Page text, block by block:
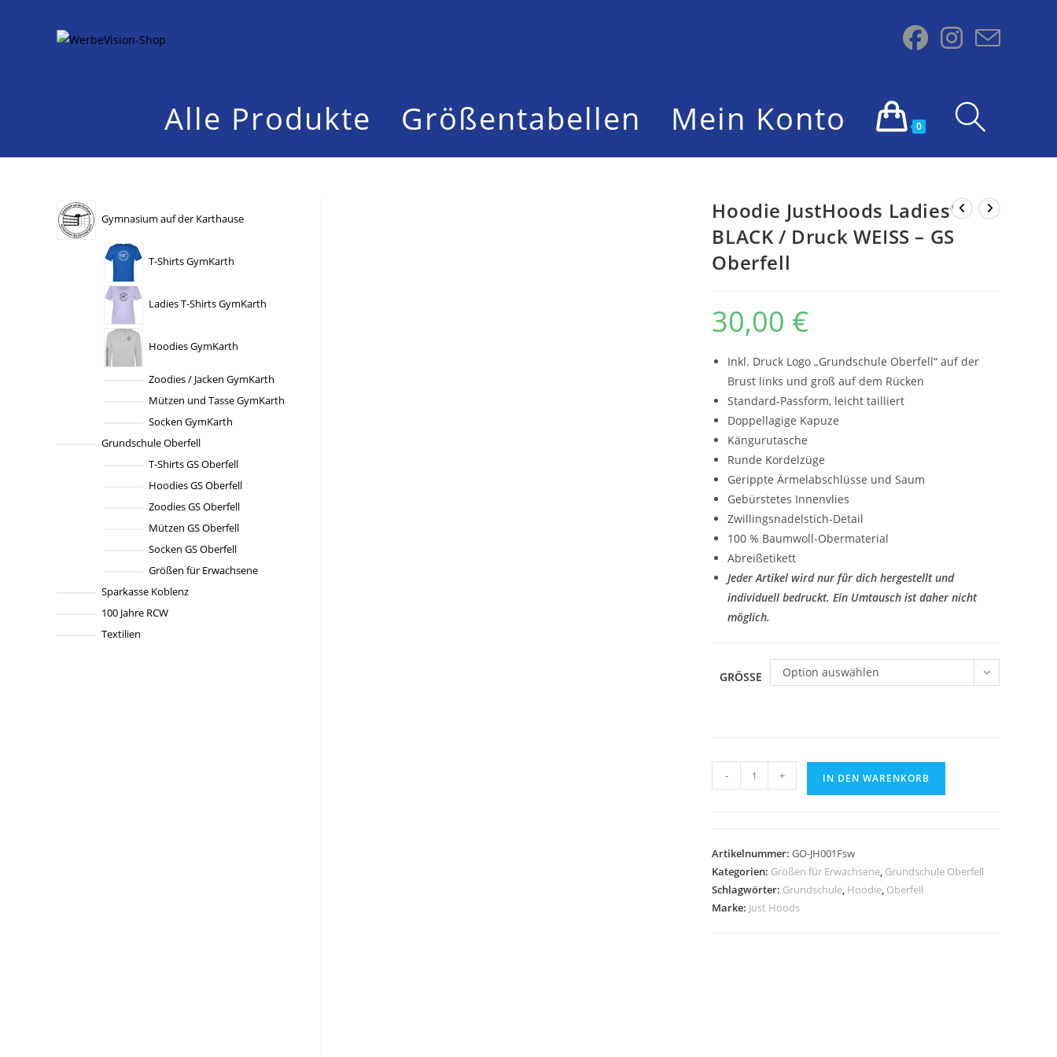
Alle Produkte Größentabellen Mein Konto 0
Website-
Hoodie JustHoods Ladies‘
BLACK / Druck WEISS – GS
Oberfell
30,00 €
Inkl. Druck Logo „Grundschule Oberfell“ auf der
Brust links und groß auf dem Rücken
Standard-Passform, leicht tailliert
Doppellagige Kapuze
Kängurutasche
Runde Kordelzüge
Gerippte Ärmelabschlüsse und Saum
Gebürstetes Innenvlies
Zwillingsnadelstich-Detail
100 % Baumwoll-Obermaterial
Abreißetikett
Jeder Artikel wird nur für dich hergestellt und
individuell bedruckt. Ein Umtausch ist daher nicht
möglich.
GRÖSSE Option auswählen
JustHoods
/
Druck
WEISS
-
- + IN DEN WARENKORB
Artikelnummer:GO-JH001Fsw
Kategorien: Größen für Erwachsene, Grundschule Oberfell
Schlagwörter: Grundschule, Hoodie, Oberfell
Marke: Just Hoods
Gymnasium auf der Karthause
T-Shirts GymKarth
Ladies T-Shirts GymKarth
Hoodies GymKarth
Zoodies / Jacken GymKarth
Mützen und Tasse GymKarth
Socken GymKarth
Grundschule Oberfell
T-Shirts GS Oberfell
Hoodies GS Oberfell
Zoodies GS Oberfell
Mützen GS Oberfell
Socken GS Oberfell
Größen für Erwachsene
Sparkasse Koblenz
100 Jahre RCW
Textilien